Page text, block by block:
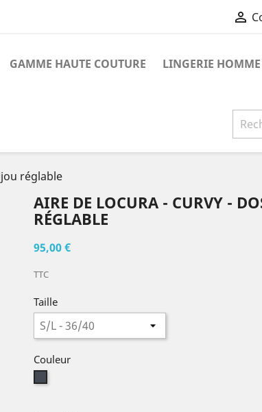

GAMME HAUTE COUTURE LINGERIE HOMME
réglable
AIRE DE LOCURA - CURVY -
RÉGLABLE
95,00 €
TTC
Taille
Couleur